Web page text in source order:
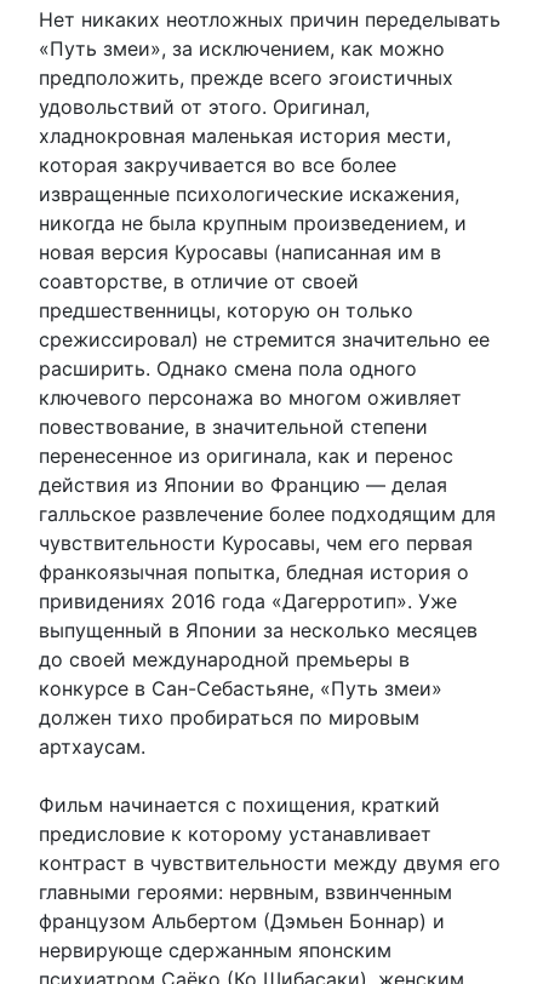
Нет никаких неотложных причин переделывать
«Путь змеи», за исключением, как можно
предположить, прежде всего эгоистичных
удовольствий от этого. Оригинал,
хладнокровная маленькая история мести,
которая закручивается во все более
извращенные психологические искажения,
никогда не была крупным произведением, и
новая версия Куросавы (написанная им в
соавторстве, в отличие от своей
предшественницы, которую он только
срежиссировал) не стремится значительно ее
расширить. Однако смена пола одного
ключевого персонажа во многом оживляет
повествование, в значительной степени
перенесенное из оригинала, как и перенос
действия из Японии во Францию ​​— делая
галльское развлечение более подходящим для
чувствительности Куросавы, чем его первая
франкоязычная попытка, бледная история о
привидениях 2016 года «Дагерротип». Уже
выпущенный в Японии за несколько месяцев
до своей международной премьеры в
конкурсе в Сан-Себастьяне, «Путь змеи»
должен тихо пробираться по мировым
артхаусам.
Фильм начинается с похищения, краткий
предисловие к которому устанавливает
контраст в чувствительности между двумя его
главными героями: нервным, взвинченным
французом Альбертом (Дэмьен Боннар) и
нервирующе сдержанным японским